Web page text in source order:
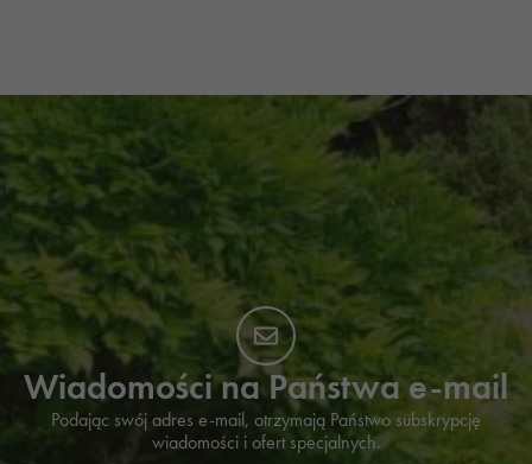
Wiadomości na Państwa e-mail
Podając swój adres e-mail, otrzymają Państwo subskrypcję
wiadomości i ofert specjalnych.